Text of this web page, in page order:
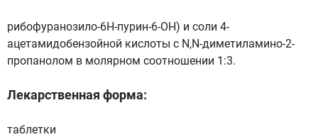
рибофуранозило-6Н-пурин-6-ОН) и соли 4-
ацетамидобензойной кислоты с N,N-диметиламино-2-
пропанолом в молярном соотношении 1:3.
Лекарственная форма:
таблетки